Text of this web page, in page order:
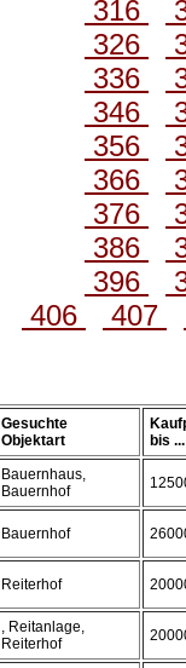
316
326
336
346
356
366
376
386
396
406
407
Gesuchte
Objektart
bis ...
Bauernhaus,
Bauernhof
Bauernhof
Reiterhof
, Reitanlage,
Reiterhof